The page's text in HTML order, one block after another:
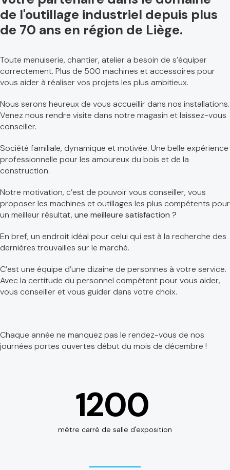
de l'outillage industriel depuis plus
de 70 ans en région de Liège.
Toute menuiserie, chantier, atelier a besoin de s’équiper
correctement. Plus de 500 machines et accessoires pour
vous aider à réaliser vos projets les plus ambitieux.
Nous serons heureux de vous accueillir dans nos installations.
Venez nous rendre visite dans notre magasin et laissez-vous
conseiller.
Société familiale, dynamique et motivée. Une belle expérience
professionnelle pour les amoureux du bois et de la
construction.
Notre motivation, c’est de pouvoir vous conseiller, vous
proposer les machines et outillages les plus compétents pour
un meilleur résultat, une meilleure satisfaction ?
En bref, un endroit idéal pour celui qui est à la recherche des
dernières trouvailles sur le marché.
C’est une équipe d’une dizaine de personnes à votre service.
Avec la certitude du personnel compétent pour vous aider,
vous conseiller et vous guider dans votre choix.
Chaque année ne manquez pas le rendez-vous de nos
journées portes ouvertes début du mois de décembre !
1200
mètre carré de salle d'exposition